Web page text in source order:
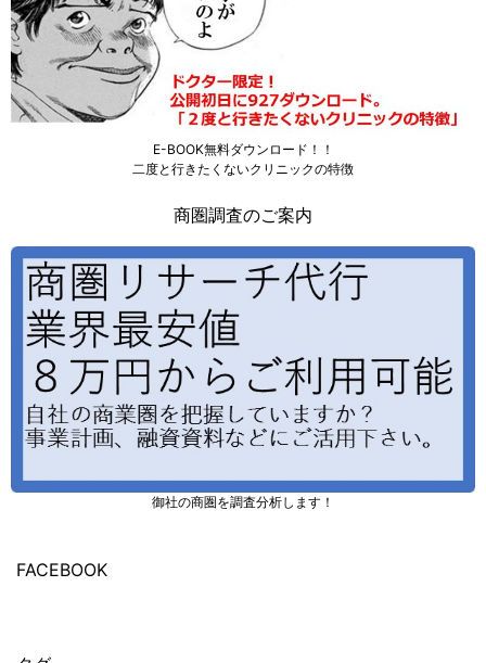
E-BOOK無料ダウンロード！！
二度と行きたくないクリニックの特徴
商圏調査のご案内
御社の商圏を調査分析します！
FACEBOOK